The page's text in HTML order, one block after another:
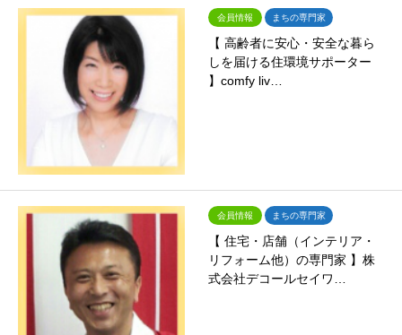
会員情報 まちの専門家
【 高齢者に安心・安全な暮ら
しを届ける住環境サポーター
】comfy liv…
会員情報 まちの専門家
【 住宅・店舗（インテリア・
リフォーム他）の専門家 】株
式会社デコールセイワ…